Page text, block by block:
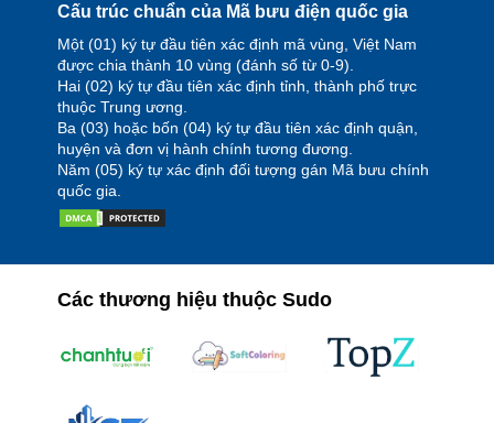
Cấu trúc chuẩn của Mã bưu điện quốc gia
Một (01) ký tự đầu tiên xác định mã vùng, Việt Nam
được chia thành 10 vùng (đánh số từ 0-9).
Hai (02) ký tự đầu tiên xác định tỉnh, thành phố trực
thuộc Trung ương.
Ba (03) hoặc bốn (04) ký tự đầu tiên xác định quận,
huyện và đơn vị hành chính tương đương.
Năm (05) ký tự xác định đối tượng gán Mã bưu chính
quốc gia.
Các thương hiệu thuộc Sudo